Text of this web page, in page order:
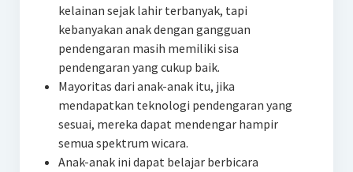
kelainan sejak lahir terbanyak, tapi
kebanyakan anak dengan gangguan
pendengaran masih memiliki sisa
pendengaran yang cukup baik.
Mayoritas dari anak-anak itu, jika
mendapatkan teknologi pendengaran yang
sesuai, mereka dapat mendengar hampir
semua spektrum wicara.
Anak-anak ini dapat belajar berbicara